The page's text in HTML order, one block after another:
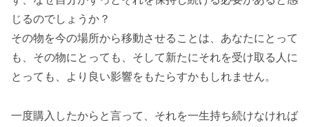
じるのでしょうか？
その物を今の場所から移動させることは、あなたにとって
も、その物にとっても、そして新たにそれを受け取る人に
とっても、より良い影響をもたらすかもしれません。
一度購入したからと言って、それを一生持ち続けなければ